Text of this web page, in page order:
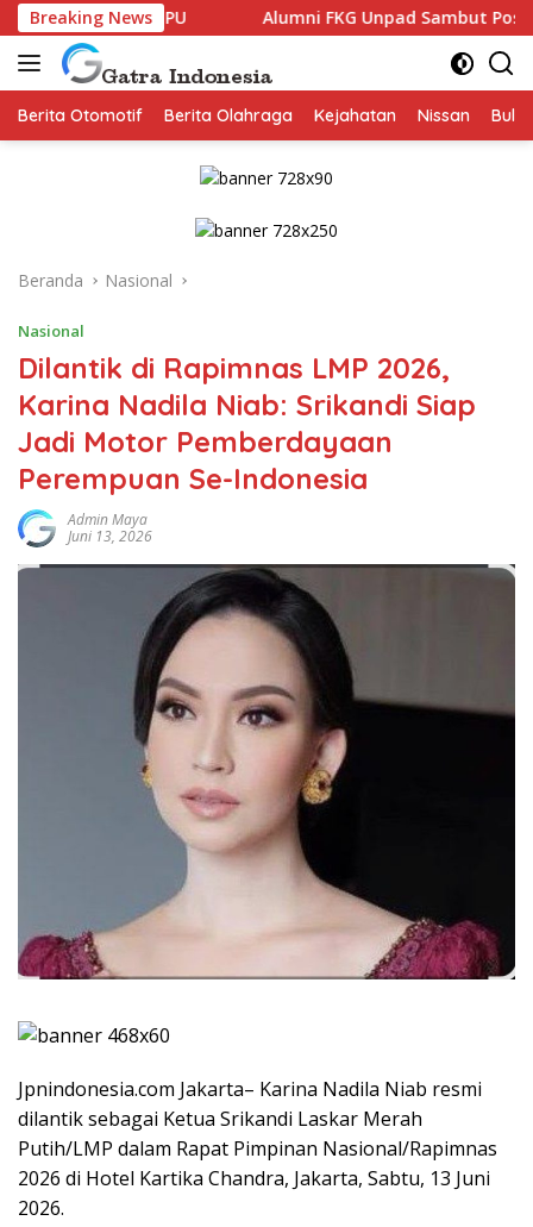
Langsung
ke
konten
Breaking News
GPU Alumni FKG Unpad Sambut Positif Family
Berita Otomotif Berita Olahraga Kejahatan Nissan
Beranda Nasional
Nasional
Dilantik di Rapimnas LMP 2026,
Karina Nadila Niab: Srikandi Siap
Jadi Motor Pemberdayaan
Perempuan Se-Indonesia
Admin Maya
Juni 13, 2026
Jpnindonesia.com Jakarta– Karina Nadila Niab resmi
dilantik sebagai Ketua Srikandi Laskar Merah
Putih/LMP dalam Rapat Pimpinan Nasional/Rapimnas
2026 di Hotel Kartika Chandra, Jakarta, Sabtu, 13 Juni
2026.